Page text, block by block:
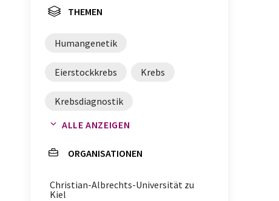
THEMEN
Humangenetik
Eierstockkrebs Krebs
Krebsdiagnostik
Gensequenzierungen
Genomanalysen
ALLE ANZEIGEN
ORGANISATIONEN
Christian-Albrechts-Universität zu
Kiel